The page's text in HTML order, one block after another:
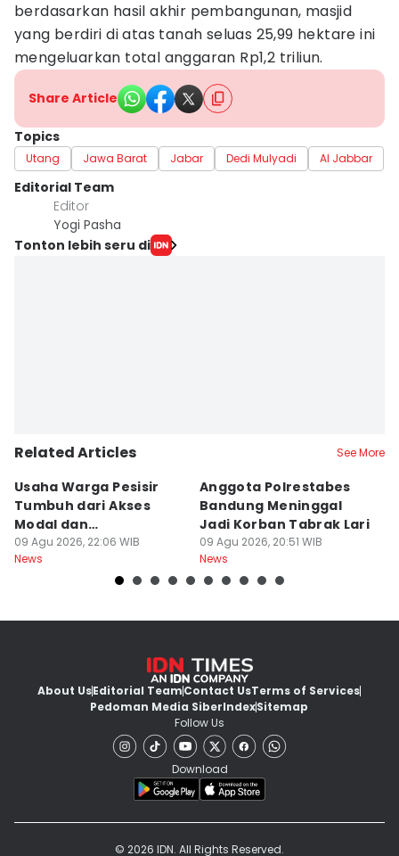
berdasarkan hasil akhir pembangunan, masjid
yang berdiri di atas tanah seluas 25,99 hektare ini
mengeluarkan total anggaran Rp1,2 triliun.
Share Article
Topics
Utang Jawa Barat Jabar Dedi Mulyadi Al Jabbar
Editorial Team
Editor
Yogi Pasha
Tonton lebih seru di
Related Articles See More
Usaha Warga Pesisir
Tumbuh dari Akses
Modal dan
Pendampingan
09 Agu 2026, 22:06 WIB
News
Anggota Polrestabes
Bandung Meninggal
Jadi Korban Tabrak Lari
09 Agu 2026, 20:51 WIB
News
About UsEditorial TeamContact UsTerms of Services
Pedoman Media SiberIndexSitemap
Follow Us
Download
© 2026 IDN. All Rights Reserved.